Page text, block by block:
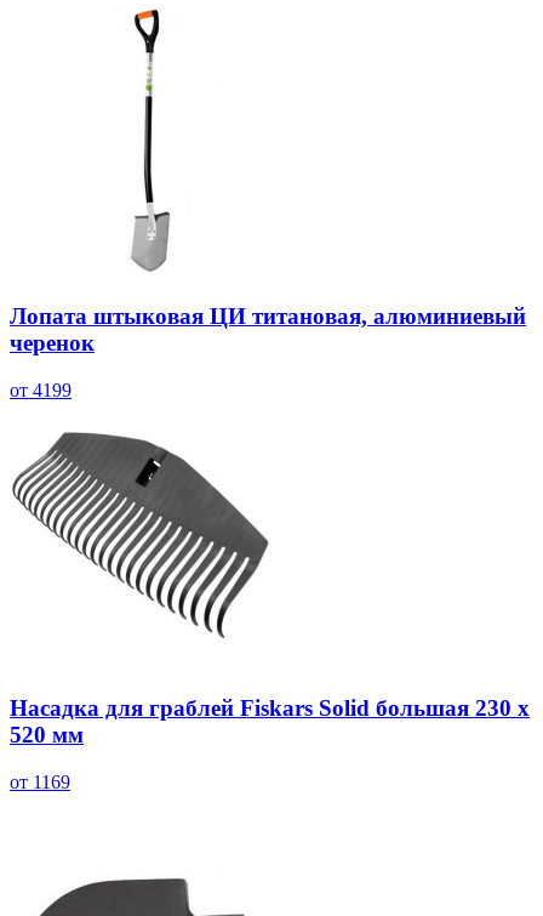
Лопата штыковая ЦИ титановая, алюминиевый
черенок
от 4199
Насадка для граблей Fiskars Solid большая 230 х
520 мм
от 1169